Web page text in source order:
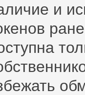
и